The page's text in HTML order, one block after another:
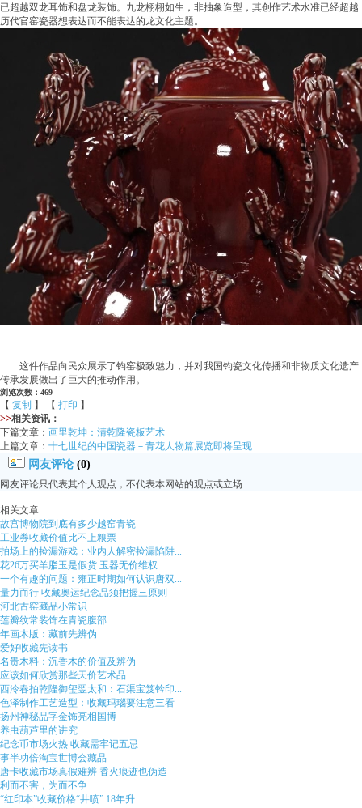
已超越双龙耳饰和盘龙装饰。九龙栩栩如生，非抽象造型，其创作艺术水准已经超越
历代官窑瓷器想表达而不能表达的龙文化主题。
这件作品向民众展示了钧窑极致魅力，并对我国钧瓷文化传播和非物质文化遗产
传承发展做出了巨大的推动作用。
浏览次数：469
【 复制 】 【 打印 】
>>相关资讯：
下篇文章： 画里乾坤：清乾隆瓷板艺术
上篇文章： 十七世纪的中国瓷器－青花人物篇展览即将呈现
网友评论 (0)
网友评论只代表其个人观点，不代表本网站的观点或立场
相关文章
故宫博物院到底有多少越窑青瓷
工业券收藏价值比不上粮票
拍场上的捡漏游戏：业内人解密捡漏陷阱...
花26万买羊脂玉是假货 玉器无价维权...
一个有趣的问题：雍正时期如何认识唐双...
量力而行 收藏奥运纪念品须把握三原则
河北古窑藏品小常识
莲瓣纹常装饰在青瓷腹部
年画木版：藏前先辨伪
爱好收藏先读书
名贵木料：沉香木的价值及辨伪
应该如何欣赏那些天价艺术品
西泠春拍乾隆御玺翌太和：石渠宝笈钤印...
色泽制作工艺造型：收藏玛瑙要注意三看
扬州神秘品字金饰亮相国博
养虫葫芦里的讲究
纪念币市场火热 收藏需牢记五忌
事半功倍淘宝世博会藏品
唐卡收藏市场真假难辨 香火痕迹也伪造
利而不害，为而不争
“红印本”收藏价格“井喷” 18年升...